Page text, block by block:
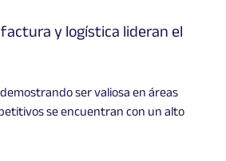
y logística lideran el
ser valiosa en áreas
se encuentran con un alto